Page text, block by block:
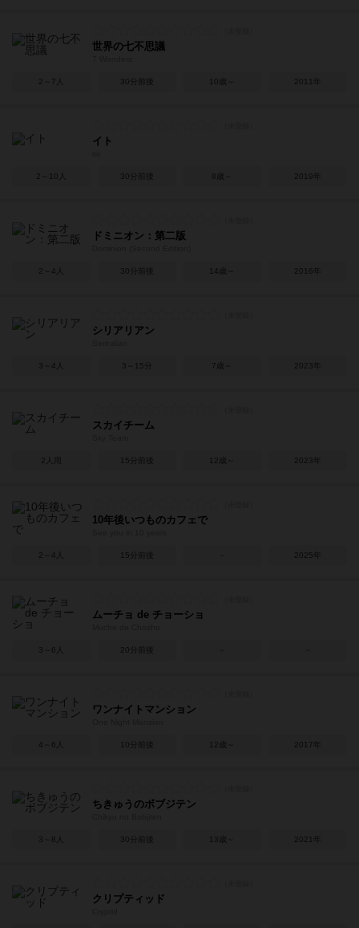
世界の七不思議
2～7人 30分前後 10歳～ 2011年
イト
2～10人 30分前後 8歳～ 2019年
ドミニオン：第二版
2～4人 30分前後 14歳～ 2016年
シリアリアン
3～4人 3～15分 7歳～ 2023年
スカイチーム
2人用 15分前後 12歳～ 2023年
10年後いつものカフェで
2～4人 15分前後 2025年
ムーチョ de チョーショ
3～6人 20分前後
ワンナイトマンション
4～6人 10分前後 12歳～ 2017年
ちきゅうのボブジテン
3～8人 30分前後 13歳～ 2021年
クリプティッド